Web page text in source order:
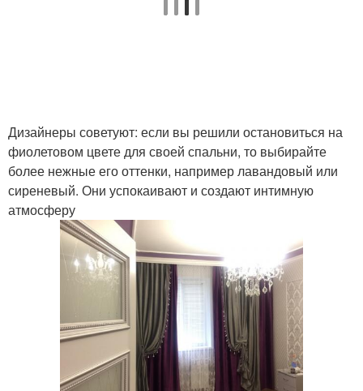
Дизайнеры советуют: если вы решили остановиться на
фиолетовом цвете для своей спальни, то выбирайте
более нежные его оттенки, например лавандовый или
сиреневый. Они успокаивают и создают интимную
атмосферу